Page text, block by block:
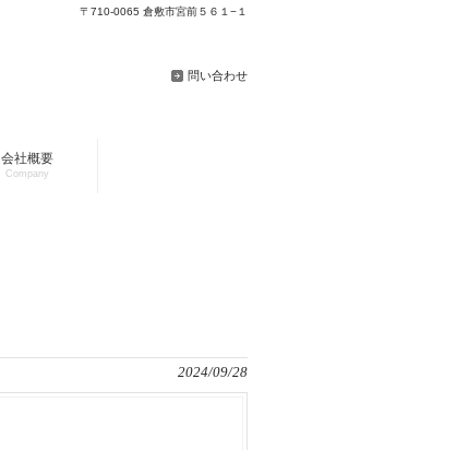
〒710-0065 倉敷市宮前５６１−１
問い合わせ
会社概要
Company
2024/09/28